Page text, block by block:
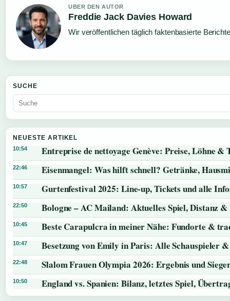
UBER DEN AUTOR
Freddie Jack Davies Howard
Wir veröffentlichen täglich faktenbasierte
SUCHE
NEUESTE ARTIKEL
10:54 Entreprise de nettoyage Genève: Preise, Löhne &
22:46 Eisenmangel: Was hilft schnell? Getränke,
10:57 Gurtenfestival 2025: Line-up, Tickets und alle
22:50 Bologne – AC Mailand: Aktuelles Spiel, Distanz &
10:45 Beste Carapulcra in meiner Nähe: Fundorte &
10:47 Besetzung von Emily in Paris: Alle Schauspieler
22:48 Slalom Frauen Olympia 2026: Ergebnis und
10:50 England vs. Spanien: Bilanz, letztes Spiel,